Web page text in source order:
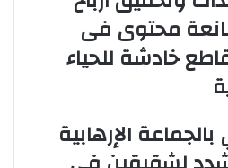
محتوى فى
خادشة للحياء
الإرهابية